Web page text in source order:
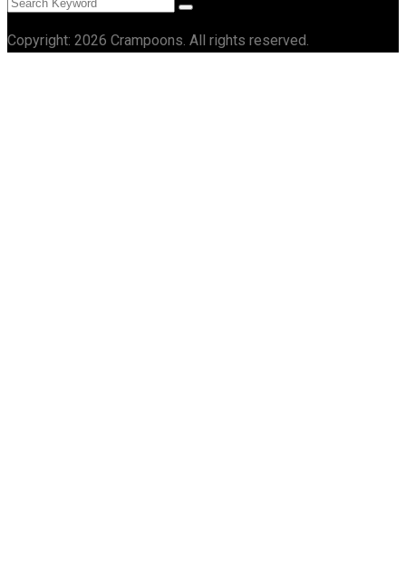
Copyright: 2026 Crampoons. All rights reserved.